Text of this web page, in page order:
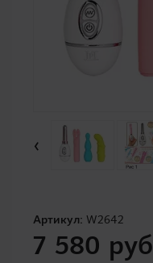
‹
Артикул: W2642
7 580 руб